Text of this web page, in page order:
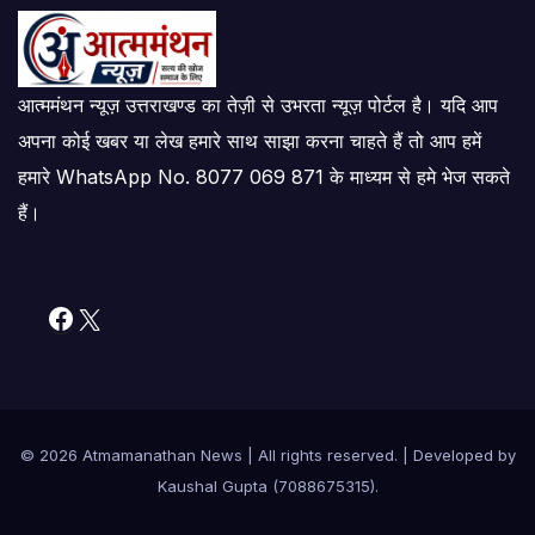
आत्ममंथन न्यूज़ उत्तराखण्ड का तेज़ी से उभरता न्यूज़ पोर्टल है। यदि आप
अपना कोई खबर या लेख हमारे साथ साझा करना चाहते हैं तो आप हमें
हमारे WhatsApp No. 8077 069 871 के माध्यम से हमे भेज सकते
हैं।
Facebook
X
© 2026 Atmamanathan News
All rights reserved. | Developed by
Kaushal Gupta (7088675315).